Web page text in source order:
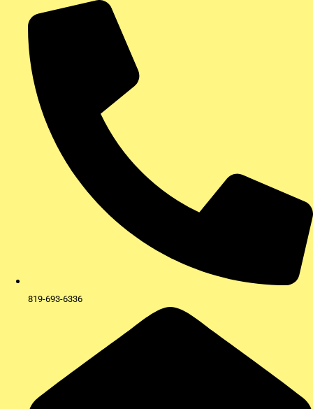
contenu
819-693-6336